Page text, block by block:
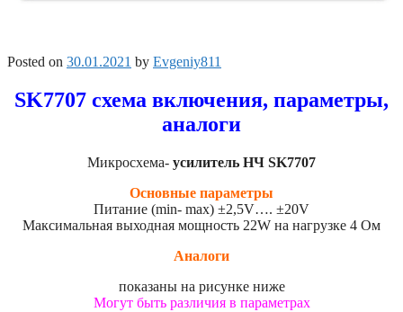
Posted on 30.01.2021 by Evgeniy811
SK7707 схема включения, параметры,
аналоги
Микросхема- усилитель НЧ SK7707
Основные параметры
Питание (min- max) ±2,5V…. ±20V
Максимальная выходная мощность 22W на нагрузке 4 Ом
Аналоги
показаны на рисунке ниже
Могут быть различия в параметрах